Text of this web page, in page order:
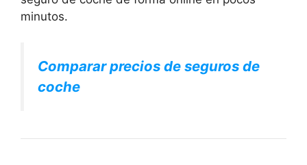
minutos.
Comparar precios de seguros de
coche